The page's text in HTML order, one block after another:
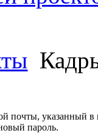
почты, указанный
пароль.